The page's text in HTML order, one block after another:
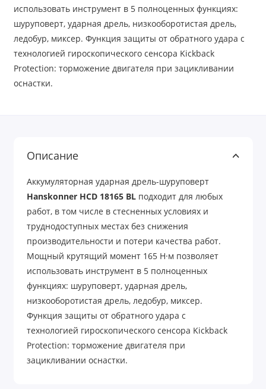
использовать инструмент в 5 полноценных функциях:
шуруповерт, ударная дрель, низкооборотистая дрель,
ледобур, миксер. Функция защиты от обратного удара с
технологией гироскопического сенсора Kickback
Protection: торможение двигателя при зацикливании
оснастки.
Описание
Аккумуляторная ударная дрель-шуруповерт
Hanskonner HCD 18165 BL подходит для любых
работ, в том числе в стесненных условиях и
труднодоступных местах без снижения
производительности и потери качества работ.
Мощный крутящий момент 165 Н·м позволяет
использовать инструмент в 5 полноценных
функциях: шуруповерт, ударная дрель,
низкооборотистая дрель, ледобур, миксер.
Функция защиты от обратного удара с
технологией гироскопического сенсора Kickback
Protection: торможение двигателя при
зацикливании оснастки.